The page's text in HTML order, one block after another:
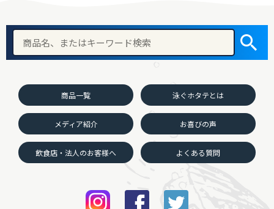
商品一覧 泳ぐホタテとは
メディア紹介 お喜びの声
飲食店・法人のお客様へ よくある質問